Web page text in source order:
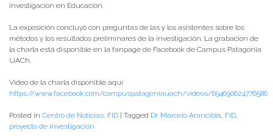
investigación en Educación.
La exposición concluyó con preguntas de las y los asistentes sobre los
métodos y los resultados preliminares de la investigación. La grabación de
la charla está disponible en la fanpage de Facebook de Campus Patagonia
UACh.
Video de la charla disponible aquí
https://www.facebook.com/campuspatagoniauach/videos/694690624776586
Posted in Centro de Noticias, FID Tagged Dr. Marcelo Arancibia, FID,
proyecto de investigación